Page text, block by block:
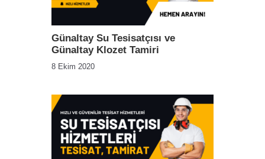
Günaltay Su Tesisatçısı ve
Günaltay Klozet Tamiri
8 Ekim 2020